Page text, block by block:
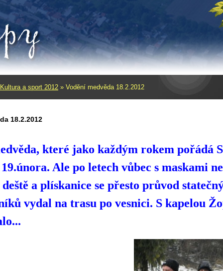
Kultura a sport 2012 » Vodění medvěda 18.2.2012
18.2.2012
které jako každým rokem pořádá
Ale po letech vůbec s maskami
a plískanice se přesto průvod
vydal na trasu po vesnici. S kapelou